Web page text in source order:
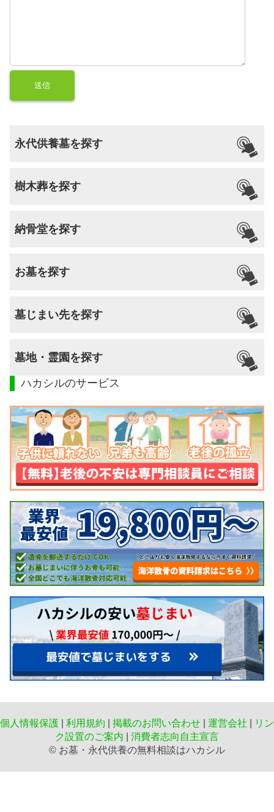
永代供養墓を探す
樹木葬を探す
納骨堂を探す
お墓を探す
墓じまい先を探す
墓地・霊園を探す
ハカシルのサービス
個人情報保護 利用規約 掲載のお問い合わせ 運営会社
リン
ク設置のご案内
消費者志向自主宣言
©️ お墓・永代供養の無料相談はハカシル